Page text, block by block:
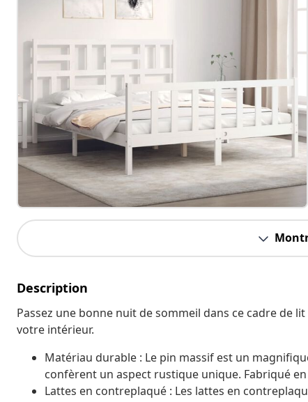
Description
Passez une bonne nuit de sommeil dans ce cadre de
votre intérieur.
Matériau durable : Le pin massif est un
confèrent un aspect rustique unique. Fabriqué
Lattes en contreplaqué : Les lattes en